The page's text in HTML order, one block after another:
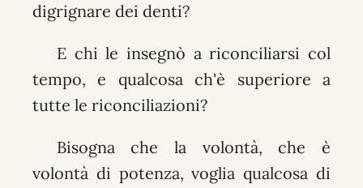
digrignare dei denti?
E chi le insegnò a riconciliarsi col
tempo, e qualcosa ch'è superiore a
tutte le riconciliazioni?
Bisogna che la volontà, che è
volontà di potenza, voglia qualcosa di